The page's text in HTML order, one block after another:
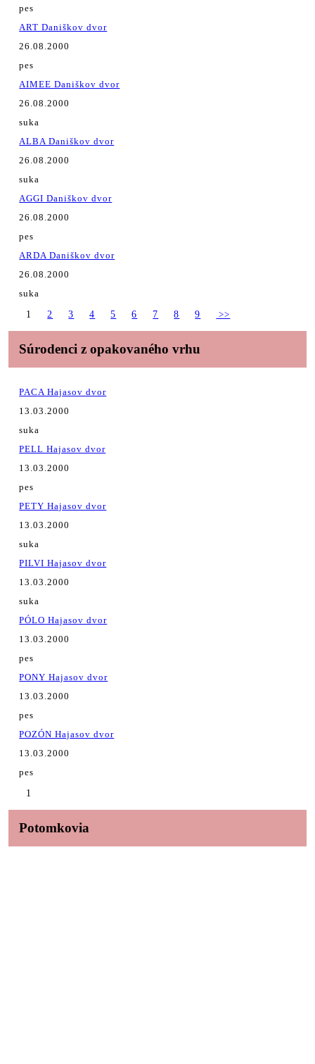
pes
ART Daniškov dvor
26.08.2000
pes
AIMEE Daniškov dvor
26.08.2000
suka
ALBA Daniškov dvor
26.08.2000
suka
AGGI Daniškov dvor
26.08.2000
pes
ARDA Daniškov dvor
26.08.2000
suka
1
2 3 4 5 6 7 8 9 >>
Súrodenci z opakovaného vrhu
PACA Hajasov dvor
13.03.2000
suka
PELL Hajasov dvor
13.03.2000
pes
PETY Hajasov dvor
13.03.2000
suka
PILVI Hajasov dvor
13.03.2000
suka
PÓLO Hajasov dvor
13.03.2000
pes
PONY Hajasov dvor
13.03.2000
pes
POZÓN Hajasov dvor
13.03.2000
pes
1
Potomkovia